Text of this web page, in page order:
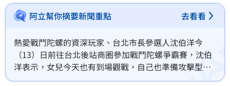
阿立幫你摘要新聞重點 去看看
熱愛戰鬥陀螺的資深玩家、台北市長參選人沈伯洋今
（13）日前往台北後站商圈參加戰鬥陀螺爭霸賽，沈伯
洋表示，女兒今天也有到場觀戰，自己也準備攻擊型
的、平衡型的與防守型的戰鬥陀螺各一顆。至於是否會